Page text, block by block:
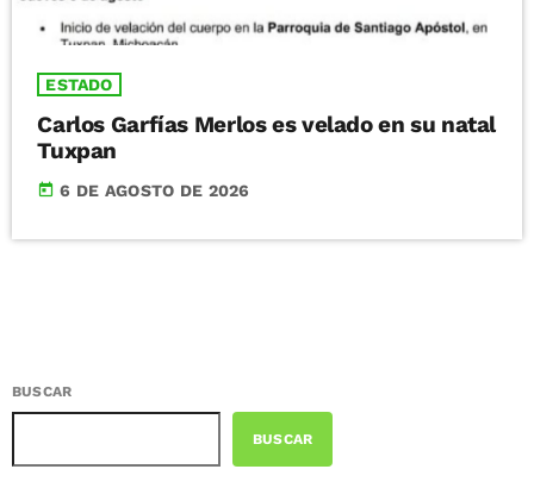
ESTADO
Carlos Garfías Merlos es velado en su natal
Tuxpan
today 6 DE AGOSTO DE 2026
BUSCAR
BUSCAR